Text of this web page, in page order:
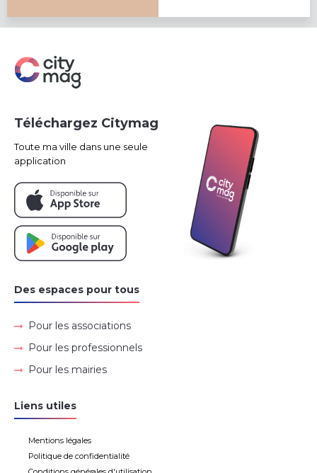
Des espaces pour tous
Pour les associations
Pour les professionnels
Pour les mairies
Liens utiles
Mentions légales
Politique de confidentialité
Téléchargez Citymag
Toute ma ville dans une seule
application